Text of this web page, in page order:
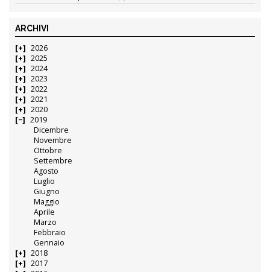
ARCHIVI
2026
2025
2024
2023
2022
2021
2020
2019
Dicembre
Novembre
Ottobre
Settembre
Agosto
Luglio
Giugno
Maggio
Aprile
Marzo
Febbraio
Gennaio
2018
2017